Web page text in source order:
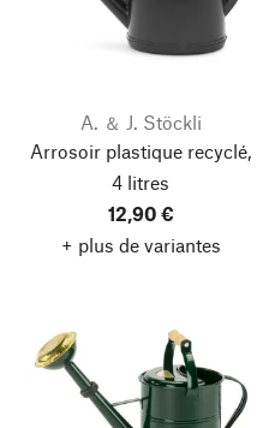
A. ＆ J. Stöckli
Arrosoir plastique recyclé,
4 litres
12,90 €
+ plus de variantes